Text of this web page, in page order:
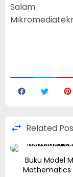
Salam
Related
Buku Model
Mathematics